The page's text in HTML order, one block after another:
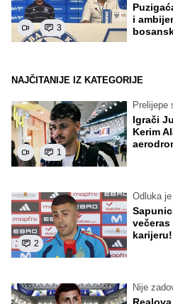
3
i
NAJČITANIJE IZ KATEGORIJE
1
Prelijepe
Igrači
Kerim
2
Odluka
karijeru!
Nije